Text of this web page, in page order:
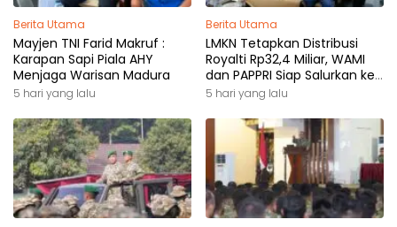
Berita Utama
Mayjen TNI Farid Makruf :
Karapan Sapi Piala AHY
Menjaga Warisan Madura
5 hari yang lalu
Berita Utama
LMKN Tetapkan Distribusi
Royalti Rp32,4 Miliar, WAMI
dan PAPPRI Siap Salurkan ke
Pemilik Hak
5 hari yang lalu